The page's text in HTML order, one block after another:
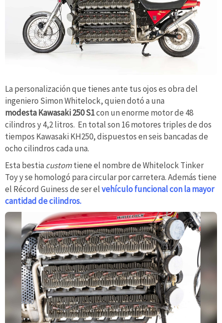
La personalización que tienes ante tus ojos es obra del
ingeniero Simon Whitelock, quien dotó a una
modesta Kawasaki 250 S1con un enorme motor de 48
cilindros y 4,2 litros. En total son 16 motores triples de dos
tiempos Kawasaki KH250, dispuestos en seis bancadas de
ocho cilindros cada una.
Esta bestia customtiene el nombre de Whitelock Tinker
Toy y se homologó para circular por carretera. Además tiene
el Récord Guiness de ser elvehículo funcional con la mayor
cantidad de cilindros.